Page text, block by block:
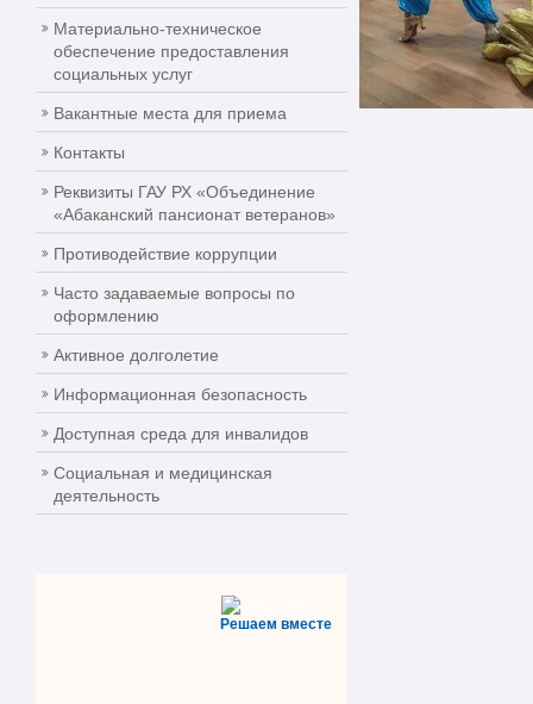
Материально-техническое
обеспечение предоставления
социальных услуг
Вакантные места для приема
Контакты
Реквизиты ГАУ РХ «Объединение
«Абаканский пансионат ветеранов»
Противодействие коррупции
Часто задаваемые вопросы по
оформлению
Активное долголетие
Информационная безопасность
Доступная среда для инвалидов
Социальная и медицинская
деятельность
Решаем вместе